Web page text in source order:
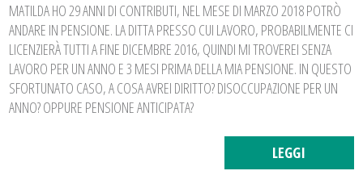
MATILDA HO 29 ANNI DI CONTRIBUTI, NEL MESE DI MARZO 2018 POTRÒ
ANDARE IN PENSIONE. LA DITTA PRESSO CUI LAVORO, PROBABILMENTE CI
LICENZIERÀ TUTTI A FINE DICEMBRE 2016, QUINDI MI TROVEREI SENZA
LAVORO PER UN ANNO E 3 MESI PRIMA DELLA MIA PENSIONE. IN QUESTO
SFORTUNATO CASO, A COSA AVREI DIRITTO? DISOCCUPAZIONE PER UN
ANNO? OPPURE PENSIONE ANTICIPATA?
LEGGI